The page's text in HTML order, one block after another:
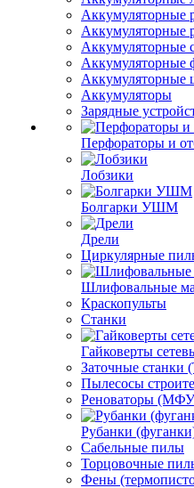
Аккумуляторные
Аккумуляторные
Аккумуляторные
Аккумуляторные
Аккумуляторы
Зарядные
Перфораторы и
Лобзики
Болгарки УШМ
Дрели
Циркулярные
Шлифовальные
Краскопульты
Станки
Гайковерты
Заточные станки
Пылесосы
Реноваторы
Рубанки
Сабельные пилы
Торцовочные
Фены